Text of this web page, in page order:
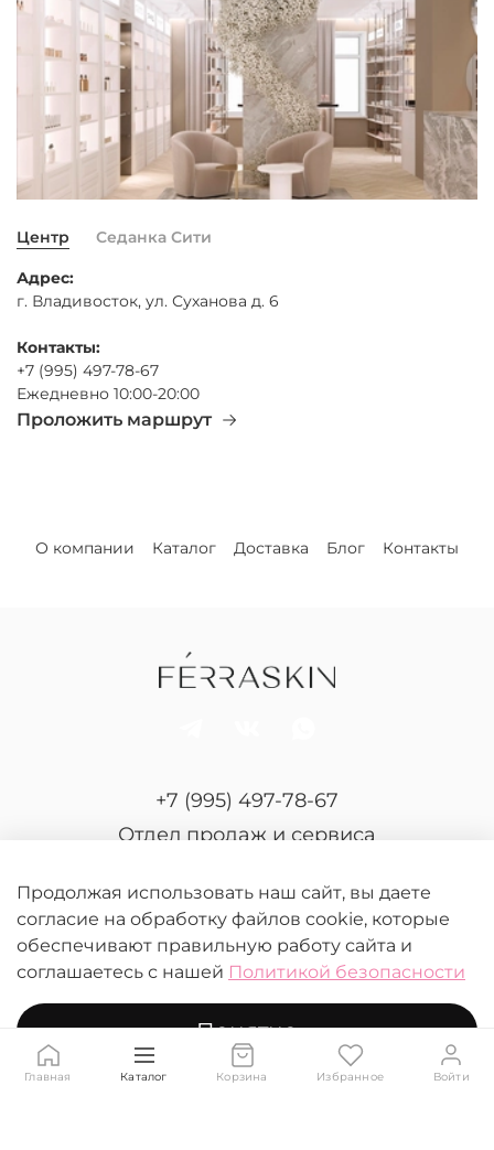
Центр Седанка Сити
Адрес:
г. Владивосток, ул. Суханова д. 6
Контакты:
+7 (995) 497-78-67
Ежедневно 10:00-20:00
Проложить маршрут
О компании Каталог Доставка Блог Контакты
+7 (995) 497-78-67
Отдел продаж и сервиса
© 2026 FERRASKIN.
Любое использование контента без письменного
разрешения запрещено
Продолжая использовать наш сайт, вы даете
согласие на обработку файлов cookie, которые
обеспечивают правильную работу сайта и
соглашаетесь с нашей Политикой безопасности
Понятно
Главная Каталог Корзина Избранное Войти